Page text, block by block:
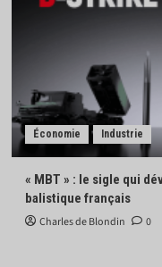
Économie Industrie
« MBT » : le sigle qui
balistique français
Charles de Blondin 0